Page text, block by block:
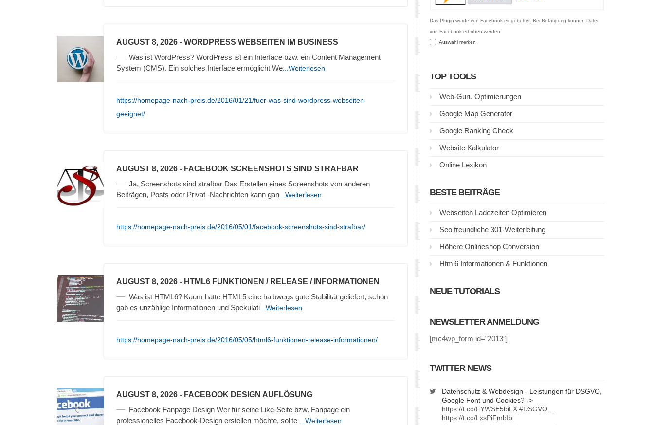
AUGUST 8, 2026 - WORDPRESS WEBSEITEN IM BUSINESS
Was ist WordPress? WordPress ist ein Interface bzw. ein Content Management
System (CMS). Ein solches Interface ermöglicht We ...Weiterlesen
https://homepage-nach-preis.de/2016/01/21/fuer-was-sind-wordpress-webseiten-
geeignet/
AUGUST 8, 2026 - FACEBOOK SCREENSHOTS SIND STRAFBAR
Ja, Screenshots sind strafbar Das Erstellen eines Screenshots von anderen
Beiträgen, Posts oder Privat -Nachrichten kann gan ...Weiterlesen
https://homepage-nach-preis.de/2016/05/01/facebook-screenshots-sind-strafbar/
AUGUST 8, 2026 - HTML6 FUNKTIONEN / RELEASE / INFORMATIONEN
Was ist HTML6? Kaum hatte HTML5 eine halbwegs gute Stabilität geliefert, schon
gab es unzählige Informationen und Spekulati ...Weiterlesen
https://homepage-nach-preis.de/2016/05/05/html6-funktionen-release-informationen/
AUGUST 8, 2026 - FACEBOOK DESIGN AUFLÖSUNG
Facebook Fanpage Design Wer für seine Like-Seite bzw. Fanpage ein
professionelles Facebook-Design erstellen möchte, sollte
...Weiterlesen
Das Plugin wurde von Facebook eingebettet. Bei Betätigung können Daten
von Facebook erhoben werden.
Auswahl merken
TOP TOOLS
Web-Guru Optimierungen
Google Map Generator
Google Ranking Check
Website Kalkulator
Online Lexikon
BESTE BEITRÄGE
Webseiten Ladezeiten Optimieren
Seo freundliche 301-Weiterleitung
Höhere Onlineshop Conversion
Html6 Informationen & Funktionen
NEUE TUTORIALS
NEWSLETTER ANMELDUNG
[mc4wp_form id=”2013″]
TWITTER NEWS
Datenschutz & Webdesign - Leistungen für DSGVO,
Google Font und Cookies? ->
https://t.co/FYWSE5biLX #DSGVO…
https://t.co/LxsPiFmbIb